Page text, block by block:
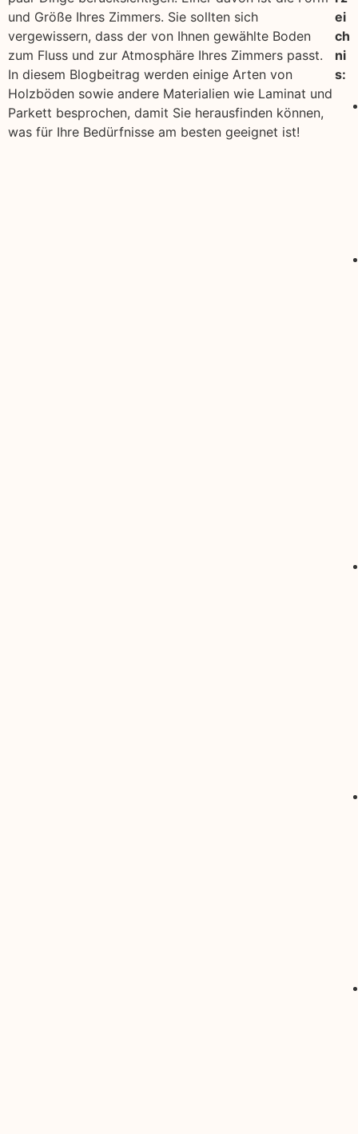
und Größe Ihres Zimmers. Sie sollten sich
vergewissern, dass der von Ihnen gewählte Boden
zum Fluss und zur Atmosphäre Ihres Zimmers passt.
In diesem Blogbeitrag werden einige Arten von
Holzböden sowie andere Materialien wie Laminat und
Parkett besprochen, damit Sie herausfinden können,
was für Ihre Bedürfnisse am besten geeignet ist!
ei
ch
ni
s: